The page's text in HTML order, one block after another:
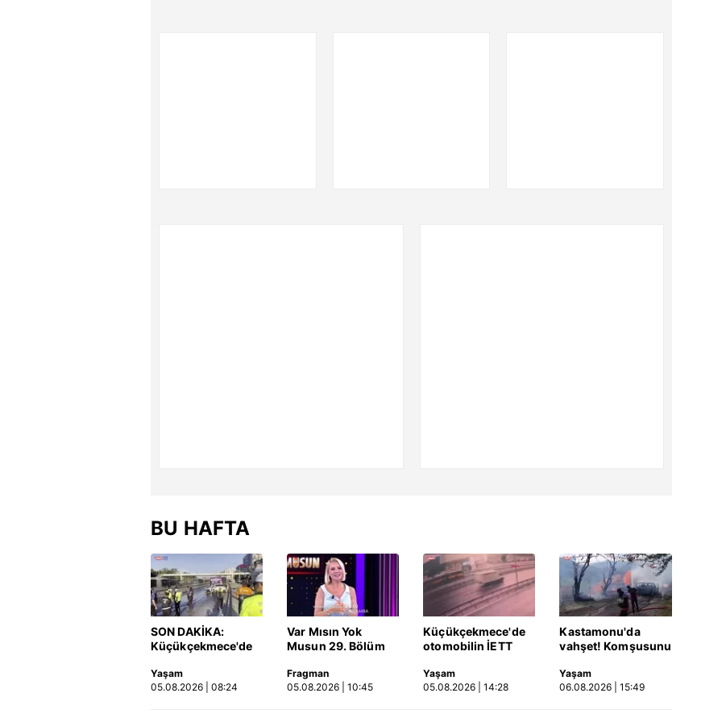
BU HAFTA
SON DAKİKA:
Küçükçekmece'de
Otomobil, İETT
otobüsüne çarptı: 3
Yaşam
05.08.2026 | 08:24
Var Mısın Yok
Musun 29. Bölüm
yayınlandı | Video
Fragman
05.08.2026 | 10:45
Küçükçekmece'de
otomobilin İETT
kaza kamerada |
Video
Yaşam
05.08.2026 | 14:28
Kastamonu'da
vahşet! Komşusunu
aracını ateşe verdi |
Video
Yaşam
06.08.2026 | 15:49